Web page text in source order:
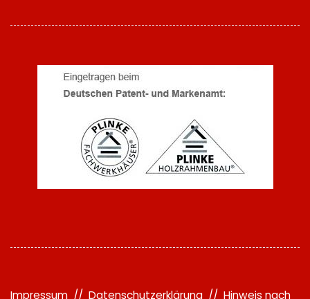
Impressum // Datenschutzerklärung // Hinweis nach